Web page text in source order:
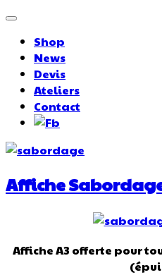
Shop
News
Devis
Ateliers
Contact
Affiche
Affiche A3 offerte pour